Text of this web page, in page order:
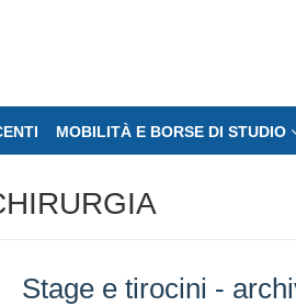
MOBILITÀ E BORSE DI STUDIO
Stage e tirocini -